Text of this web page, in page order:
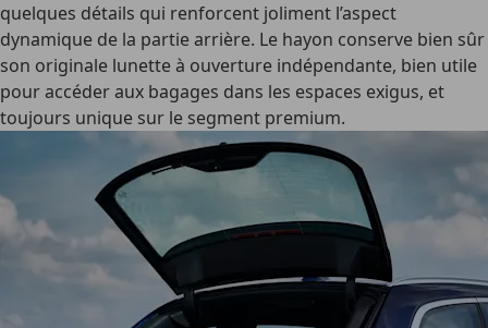
quelques détails qui renforcent joliment l’aspect
dynamique de la partie arrière. Le hayon conserve bien sûr
son originale lunette à ouverture indépendante, bien utile
pour accéder aux bagages dans les espaces exigus, et
toujours unique sur le segment premium.